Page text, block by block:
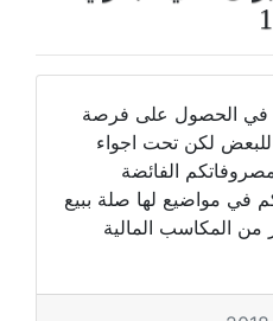
في الحصول على فرصة
للبعض لكن تحت اجواء
الفائضة
في مواضيع لها صلة ببيع
من المكاسب المالية